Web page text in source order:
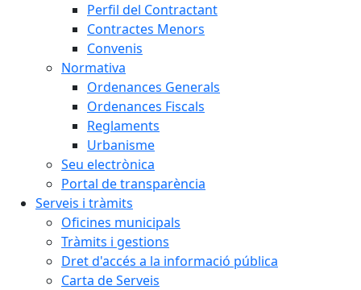
Perfil del Contractant
Contractes Menors
Convenis
Normativa
Ordenances Generals
Ordenances Fiscals
Reglaments
Urbanisme
Seu electrònica
Portal de transparència
Serveis i tràmits
Oficines municipals
Tràmits i gestions
Dret d'accés a la informació pública
Carta de Serveis